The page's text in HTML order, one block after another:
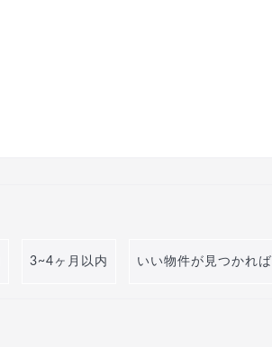
3~4ヶ月以内 いい物件が見つかれば